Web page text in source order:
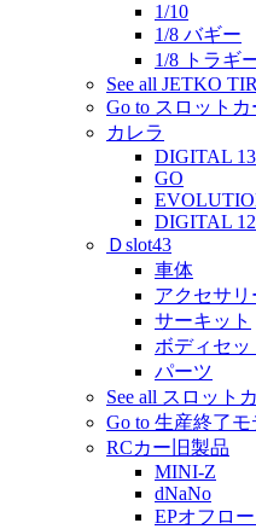
1/10
1/8 バギー
1/8 トラギ
See all JETKO
Go to スロットカ
カレラ
DIGITAL
GO
DIGITAL
Ｄslot43
車体
アクセサリ
サーキット
ボディセッ
パーツ
See all スロット
Go to 生産終了
RCカー旧製品
MINI-Z
dNaNo
EPオフロ